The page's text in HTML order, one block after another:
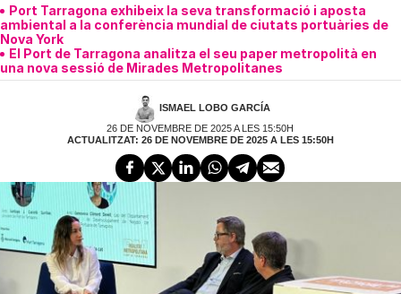
Port Tarragona exhibeix la seva transformació i aposta
ambiental a la conferència mundial de ciutats portuàries de
Nova York
El Port de Tarragona analitza el seu paper metropolità en
una nova sessió de Mirades Metropolitanes
ISMAEL LOBO GARCÍA
26 DE NOVEMBRE DE 2025 A LES 15:50H
ACTUALITZAT: 26 DE NOVEMBRE DE 2025 A LES 15:50H